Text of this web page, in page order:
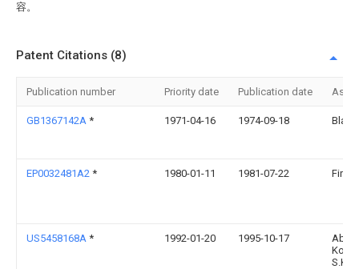
容。
Patent Citations (8)
Publication number Priority date Publication date
GB1367142A * 1971-04-16 1974-09-18
EP0032481A2 * 1980-01-11 1981-07-22
US5458168A * 1992-01-20 1995-10-17
Ab
S.K.-